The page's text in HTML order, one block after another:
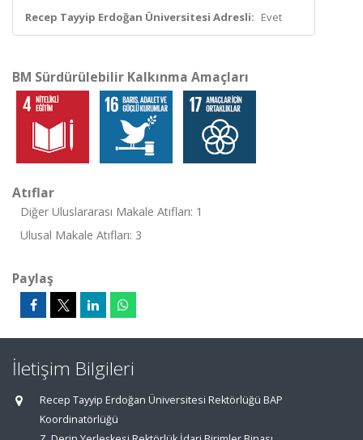
Recep Tayyip Erdoğan Üniversitesi Adresli: Evet
BM Sürdürülebilir Kalkınma Amaçları
Atıflar
Diğer Uluslararası Makale Atıfları: 1
Ulusal Makale Atıfları: 3
Paylaş
İletişim Bilgileri
Recep Tayyip Erdoğan Üniversitesi Rektörlüğü BAP
Koordinatörlüğü